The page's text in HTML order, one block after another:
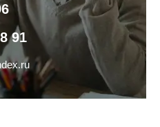
8 800 200 75 96
91